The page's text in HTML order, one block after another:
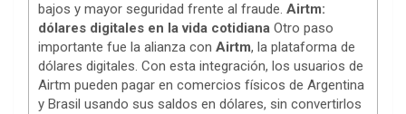
bajos y mayor seguridad frente al fraude. Airtm:
dólares digitales en la vida cotidiana Otro paso
importante fue la alianza con Airtm, la plataforma de
dólares digitales. Con esta integración, los usuarios de
Airtm pueden pagar en comercios físicos de Argentina
y Brasil usando sus saldos en dólares, sin convertirlos